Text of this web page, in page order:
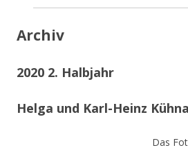
Archiv
2020 2. Halbjahr
Helga und Karl-Heinz
Das